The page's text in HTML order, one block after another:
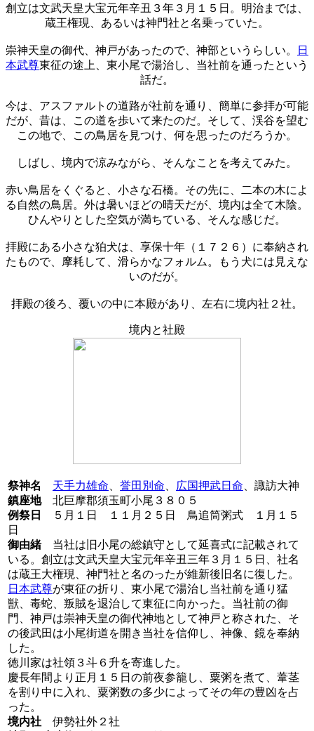
創立は文武天皇大宝元年辛丑３年３月１５日。明治までは、
蔵王権現、あるいは神門社と名乗っていた。
崇神天皇の御代、神戸があったので、神部というらしい。
日
本武尊東征の途上、東小尾で湯治し、当社前を通ったという
話だ。
今は、アスファルトの道路が社前を通り、簡単に参拝が可能
だが、昔は、この道を歩いて来たのだ。そして、渓谷を望む
この地で、この鳥居を見つけ、何を思ったのだろうか。
しばし、境内で涼みながら、そんなことを考えてみた。
赤い鳥居をくぐると、小さな石橋。その先に、二本の木によ
る自然の鳥居。外は暑いほどの晴天だが、境内は全て木陰。
ひんやりとした空気が満ちている、そんな感じだ。
拝殿にある小さな狛犬は、享保十年（１７２６）に奉納され
たもので、摩耗して、滑らかなフォルム。もう犬には見えな
いのだが。
拝殿の後ろ、覆いの中に本殿があり、左右に境内社２社。
境内と社殿
祭神名 天手力雄命 誉田別命 広国押武日命 、諏訪大神
鎮座地北巨摩郡須玉町小尾３８０５
例祭日
５月１日 １１月２５日 鳥追筒粥式 １月１５
日
御由緒当社は旧小尾の総鎮守として延喜式に記載されて
いる。創立は文武天皇大宝元年辛丑三年３月１５日、社名
は蔵王大権現、神門社と名のったが維新後旧名に復した。
日本武尊が東征の折り、東小尾で湯治し当社前を通り猛
獣、毒蛇、叛賊を退治して東征に向かった。当社前の御
門、神戸は崇神天皇の御代神地として神戸と称された、そ
の後武田は小尾街道を開き当社を信仰し、神像、鏡を奉納
した。
徳川家は社領３斗６升を寄進した。
慶長年間より正月１５日の前夜参籠し、粟粥を煮て、葦茎
を割り中に入れ、粟粥数の多少によってその年の豊凶を占
った。
境内社 伊勢社外２社